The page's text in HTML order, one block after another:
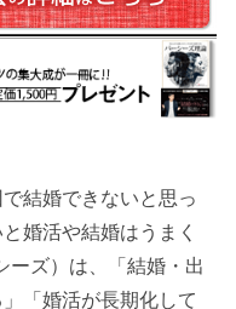
結婚できないと思っ
婚活や結婚はうまく
ーズ）は、「結婚・出
「婚活が長期化して